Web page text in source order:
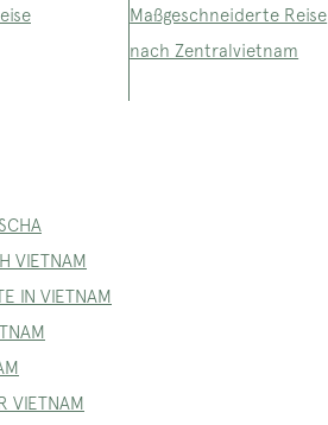
Maßgeschneiderte Reise
nach Zentralvietnam
VIETNAM
IN VIETNAM
VIETNAM